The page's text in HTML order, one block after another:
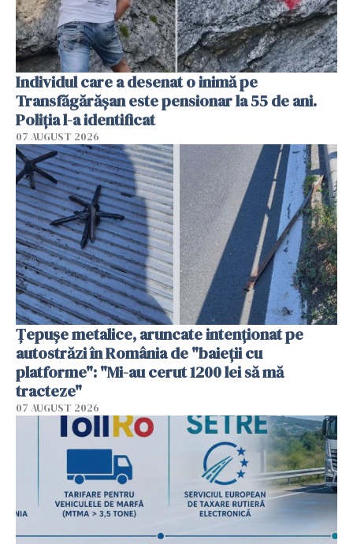
Individul care a desenat o inimă pe
Transfăgărășan este pensionar la 55 de ani.
Poliția l-a identificat
07 AUGUST 2026
Țepușe metalice, aruncate intenționat pe
autostrăzi în România de "baieții cu
platforme": "Mi-au cerut 1200 lei să mă
tracteze"
07 AUGUST 2026